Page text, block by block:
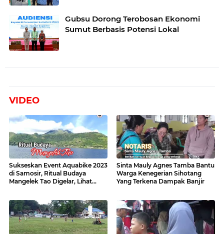
Gubsu Dorong Terobosan Ekonomi
Sumut Berbasis Potensi Lokal
VIDEO
Sukseskan Event Aquabike 2023
di Samosir, Ritual Budaya
Mangelek Tao Digelar, Lihat
Sinta Mauly Agnes Tamba Bantu
Warga Kenegerian Sihotang
Yang Terkena Dampak Banjir